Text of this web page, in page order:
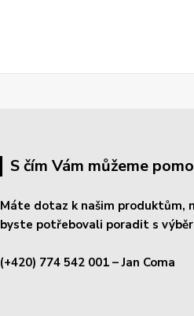
S čím Vám můžeme
Máte dotaz k našim produktům,
byste potřebovali poradit s
(+420) 774 542 001 – Jan Coma